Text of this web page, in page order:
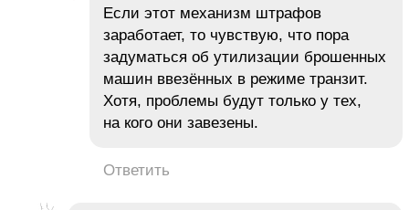
Если этот механизм штрафов
заработает, то чувствую, что пора
задуматься об утилизации брошенных
машин ввезённых в режиме транзит.
Хотя, проблемы будут только у тех,
на кого они завезены.
Ответить